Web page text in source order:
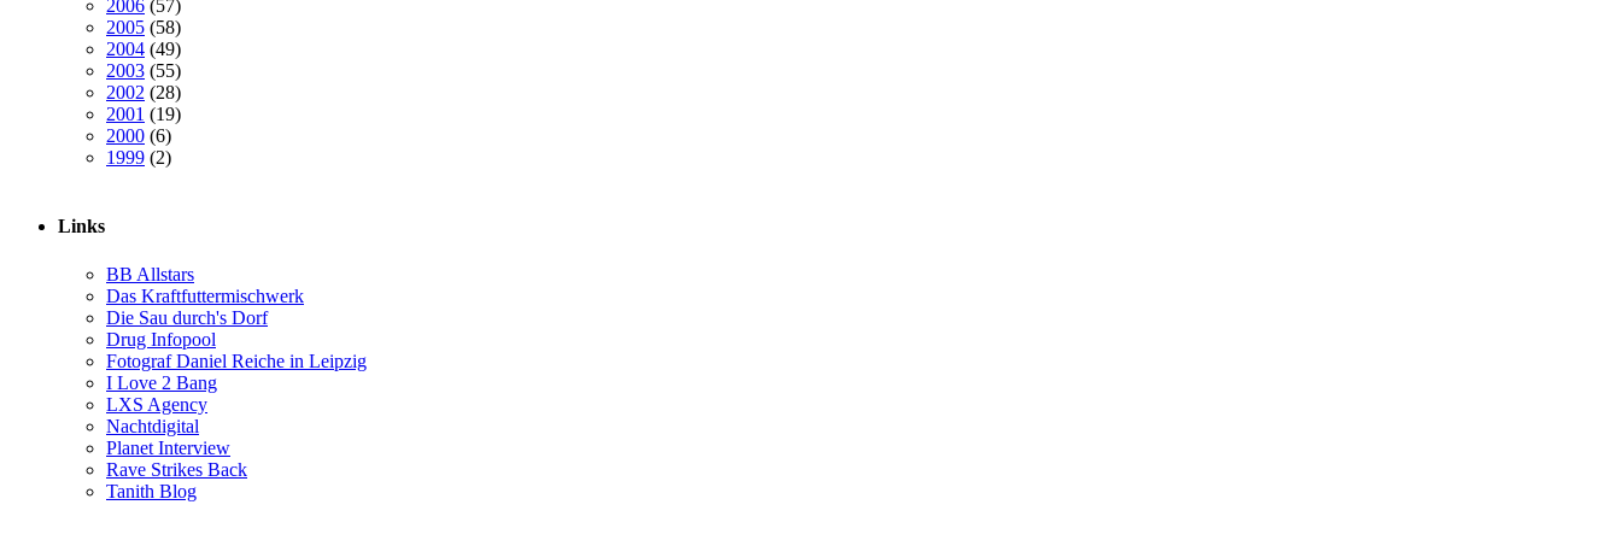
2006 (57)
2005 (58)
2004 (49)
2003 (55)
2002 (28)
2001 (19)
2000 (6)
1999 (2)
Links
BB Allstars
Das Kraftfuttermischwerk
Die Sau durch's Dorf
Drug Infopool
Fotograf Daniel Reiche in Leipzig
I Love 2 Bang
LXS Agency
Nachtdigital
Planet Interview
Rave Strikes Back
Tanith Blog